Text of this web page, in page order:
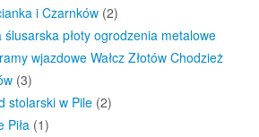
i Czarnków (2)
ślusarska płoty ogrodzenia metalowe
wjazdowe Wałcz Złotów Chodzież
(3)
stolarski w Pile (2)
Piła (1)